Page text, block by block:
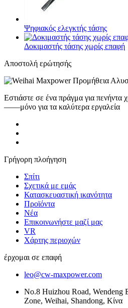
Ψηφιακός ελεγκτής τάσης
Δοκιμαστής τάσης χωρίς επαφή
Αποστολή ερώτησής
Εστιάστε σε ένα πράγμα για πενήντα
——μόνο για τα καλύτερα εργαλεία
Γρήγορη πλοήγηση
Σπίτι
Σχετικά με εμάς
Κατασκευαστική ικανότητα
Προϊόντα
Νέα
Επικοινωνήστε μαζί μας
VR
Χάρτης περιοχών
έρχομαι σε επαφή
leo@cw-maxpower.com
No.8 Huizhou Road, Wendeng
Zone, Weihai, Shandong, Κίνα